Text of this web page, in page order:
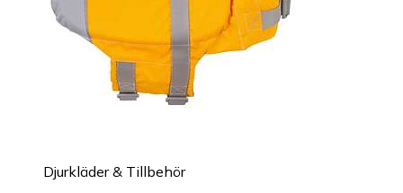
Djurkläder & Tillbehör